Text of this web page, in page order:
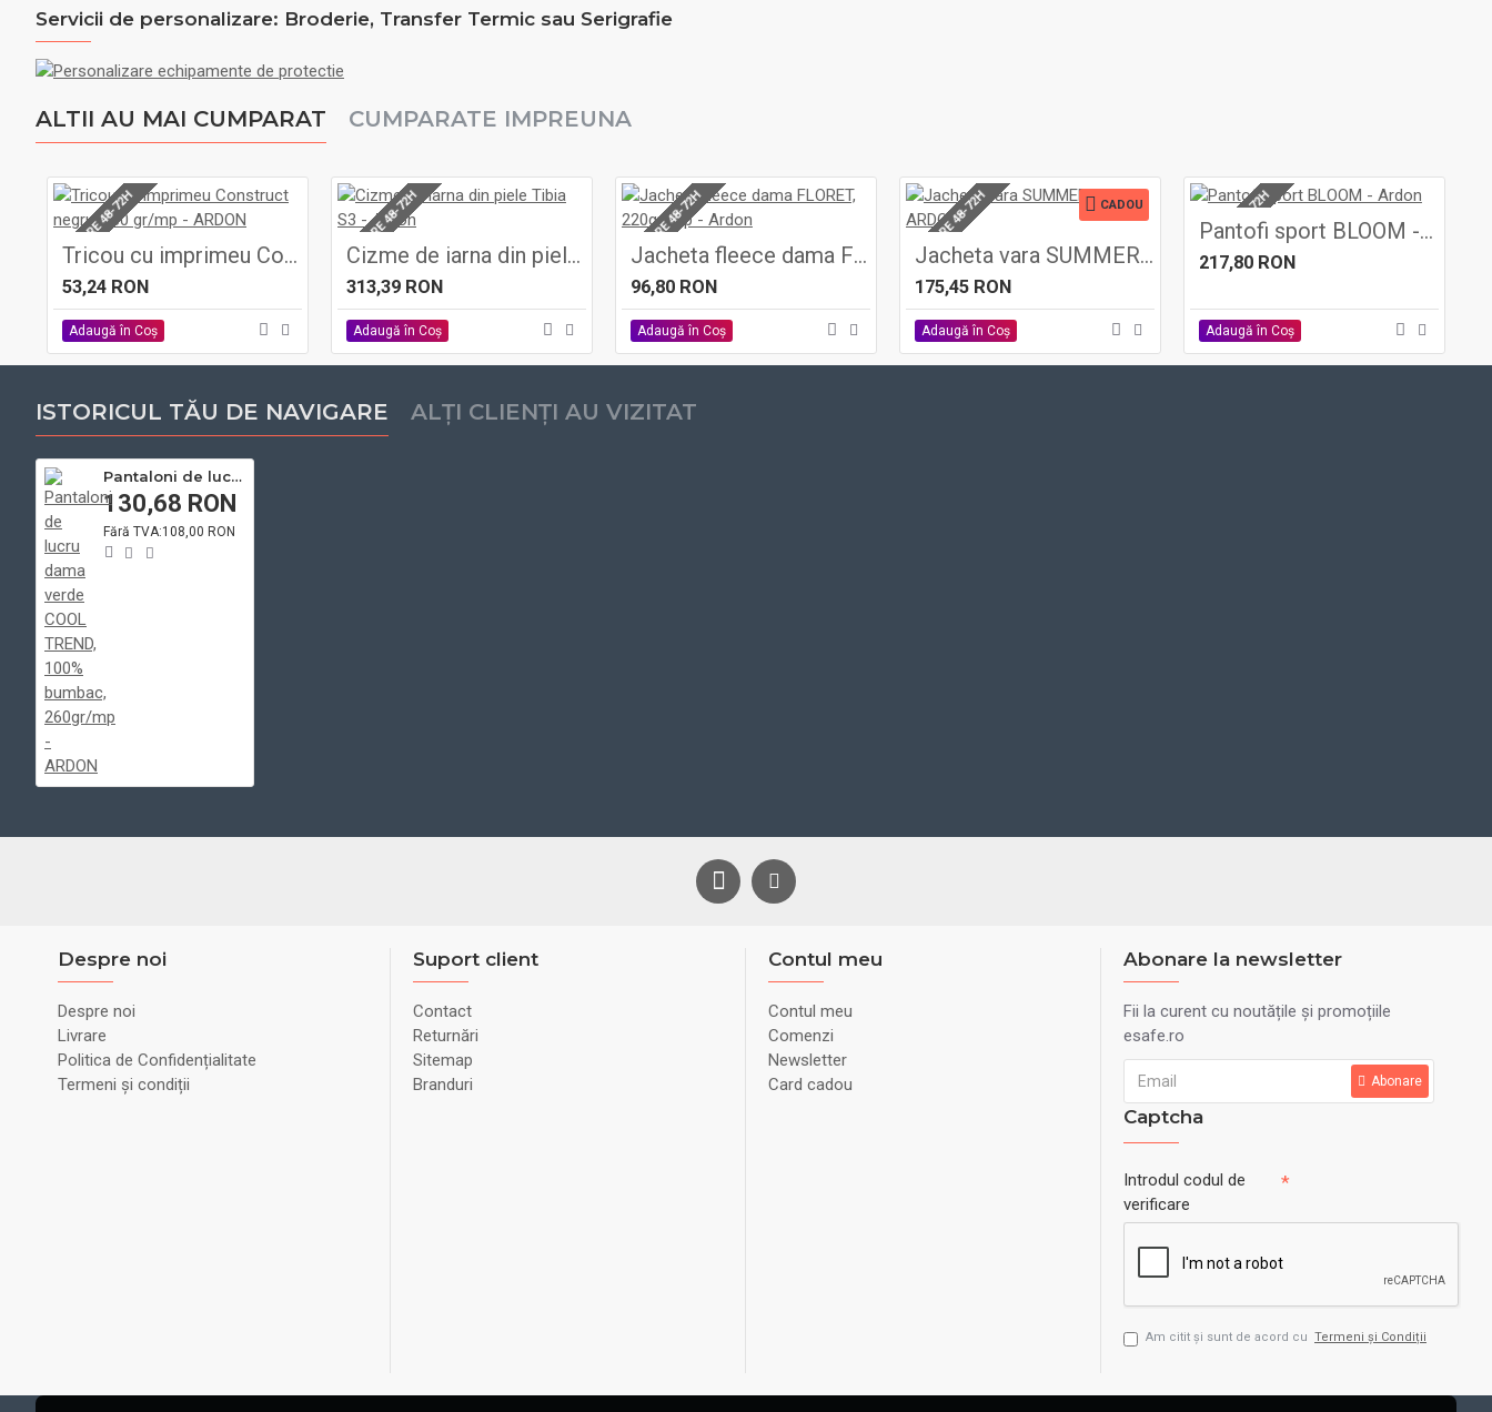
Servicii de personalizare: Broderie, Transfer Termic sau Serigrafie
ALTII AU MAI CUMPARAT CUMPARATE IMPREUNA
LIVRARE 48-72H Tricou cu imprimeu Construct negru, 180 gr/mp - ARDON
53,24 RON
Adaugă în Coş
LIVRARE 48-72H Cizme de iarna din piele Tibia S3 - Ardon
313,39 RON
Adaugă în Coş
LIVRARE 48-72H Jacheta fleece dama FLORET, 220gr/mp - Ardon
96,80 RON
Adaugă în Coş
LIVRARE 48-72H CADOU
Jacheta vara SUMMER - ARDON
175,45 RON
Adaugă în Coş
LIVRARE 48-72H Pantofi sport BLOOM - Ardon
217,80 RON
Adaugă în Coş
ISTORICUL TĂU DE NAVIGARE ALȚI CLIENȚI AU VIZITAT
Pantaloni de lucru dama verde COOL TREND, 100% bumbac, 260gr/mp - ARDON
130,68 RON
Fără TVA:108,00 RON
Despre noi
Despre noi
Livrare
Politica de Confidențialitate
Termeni și condiții
Suport client
Contact
Returnări
Sitemap
Branduri
Contul meu
Contul meu
Comenzi
Newsletter
Card cadou
Abonare la newsletter
Fii la curent cu noutățile și promoțiile
esafe.ro
Abonare
Captcha
Introdul codul de
verificare
Am citit şi sunt de acord cu Termeni și Condiții